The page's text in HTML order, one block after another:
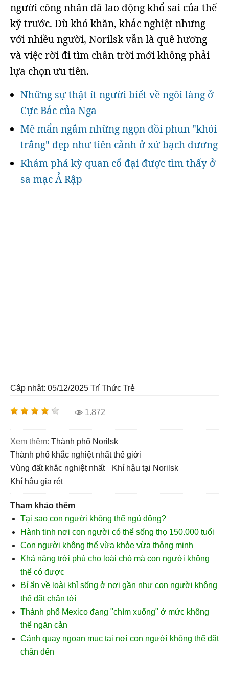
người công nhân đã lao động khổ sai của thế
kỷ trước. Dù khó khăn, khắc nghiệt nhưng
với nhiều người, Norilsk vẫn là quê hương
và việc rời đi tìm chân trời mới không phải
lựa chọn ưu tiên.
Những sự thật ít người biết về ngôi làng ở
Cực Bắc của Nga
Mê mẩn ngắm những ngọn đồi phun "khói
trắng" đẹp như tiên cảnh ở xứ bạch dương
Khám phá kỳ quan cổ đại được tìm thấy ở
sa mạc Ả Rập
Cập nhật: 05/12/2025 Trí Thức Trẻ
1.872
Xem thêm:
Thành phố Norilsk
thành phố khắc nghiệt nhất thế giới
vùng đất khắc nghiệt nhất
khí hậu tại Norilsk
khí hậu gia rét
Tham khảo thêm
Tại sao con người không thể ngủ đông?
Hành tinh nơi con người có thể sống thọ 150.000 tuổi
Con người không thể vừa khỏe vừa thông minh
Khả năng trời phú cho loài chó mà con người không
thể có được
Bí ẩn về loài khỉ sống ở nơi gần như con người không
thể đặt chân tới
Thành phố Mexico đang "chìm xuống" ở mức không
thể ngăn cản
Cảnh quay ngoạn mục tại nơi con người không thể đặt
chân đến